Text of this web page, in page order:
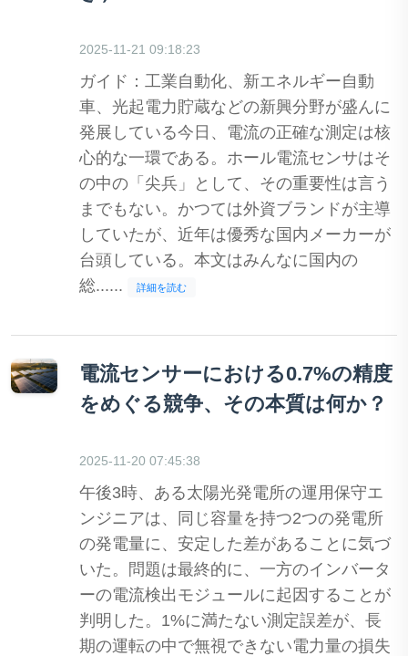
2025-11-21 09:18:23
ガイド：工業自動化、新エネルギー自動
車、光起電力貯蔵などの新興分野が盛んに
発展している今日、電流の正確な測定は核
心的な一環である。ホール電流センサはそ
の中の「尖兵」として、その重要性は言う
までもない。かつては外資ブランドが主導
していたが、近年は優秀な国内メーカーが
台頭している。本文はみんなに国内の
総......
詳細を読む
電流センサーにおける0.7%の精度
をめぐる競争、その本質は何か？
2025-11-20 07:45:38
午後3時、ある太陽光発電所の運用保守エ
ンジニアは、同じ容量を持つ2つの発電所
の発電量に、安定した差があることに気づ
いた。問題は最終的に、一方のインバータ
ーの電流検出モジュールに起因することが
判明した。1%に満たない測定誤差が、長
期の運転の中で無視できない電力量の損失